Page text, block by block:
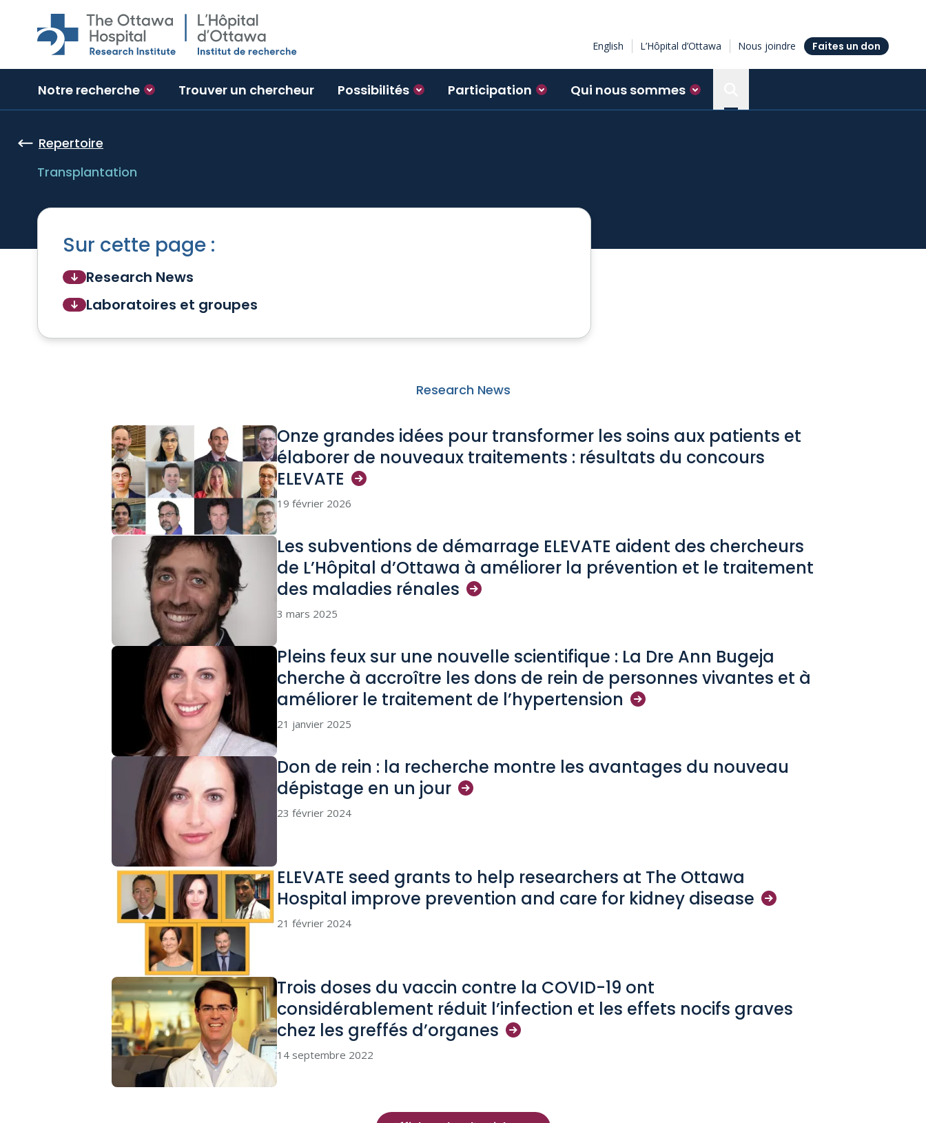
Skip to main content
English L’Hôpital d’Ottawa Nous joindre Faites un don
Notre recherche Trouver un chercheur Possibilités Participation Qui nous sommes
Repertoire
Transplantation
Sur cette page :
Research News
Laboratoires et groupes
Research News
Onze grandes idées pour transformer les soins aux patients et
élaborer de nouveaux traitements : résultats du concours
ELEVATE
19 février 2026
Les subventions de démarrage ELEVATE aident des chercheurs
de L’Hôpital d’Ottawa à améliorer la prévention et le traitement
des maladies rénales
3 mars 2025
Pleins feux sur une nouvelle scientifique : La Dre Ann Bugeja
cherche à accroître les dons de rein de personnes vivantes et à
améliorer le traitement de l’hypertension
21 janvier 2025
Don de rein : la recherche montre les avantages du nouveau
dépistage en un jour
23 février 2024
ELEVATE seed grants to help researchers at The Ottawa
Hospital improve prevention and care for kidney disease
21 février 2024
Trois doses du vaccin contre la COVID-19 ont
considérablement réduit l’infection et les effets nocifs graves
chez les greffés d’organes
14 septembre 2022